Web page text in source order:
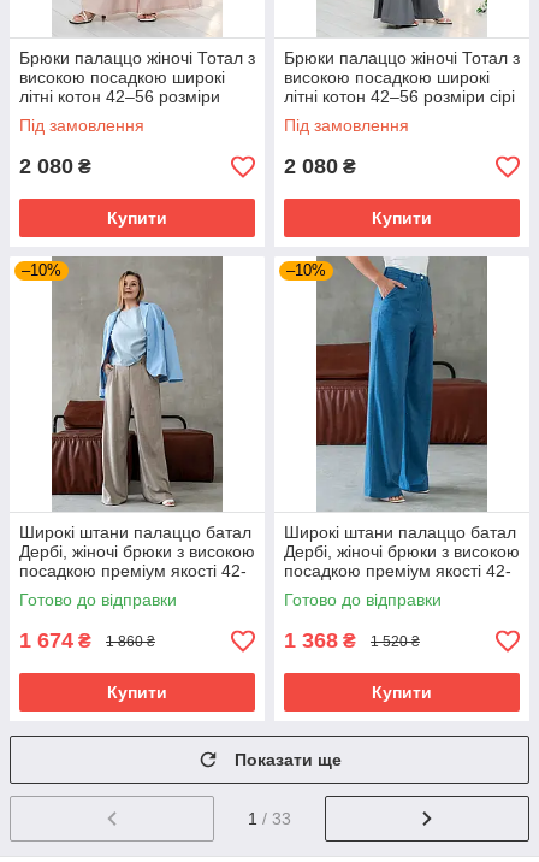
Брюки палаццо жіночі Тотал з
високою посадкою широкі
літні котон 42–56 розміри
пудрові
Під замовлення
2 080 ₴
Купити
Брюки палаццо жіночі Тотал з
високою посадкою широкі
літні котон 42–56 розміри сірі
Під замовлення
2 080 ₴
Купити
–10%
Широкі штани палаццо батал
Дербі, жіночі брюки з високою
посадкою преміум якості 42-
58 розміри батал світло-
бежеві
Готово до відправки
1 674 ₴ 1 860 ₴
Купити
–10%
Широкі штани палаццо батал
Дербі, жіночі брюки з високою
посадкою преміум якості 42-
58 розміри батал джинс
Готово до відправки
1 368 ₴ 1 520 ₴
Купити
Показати ще
1 / 33